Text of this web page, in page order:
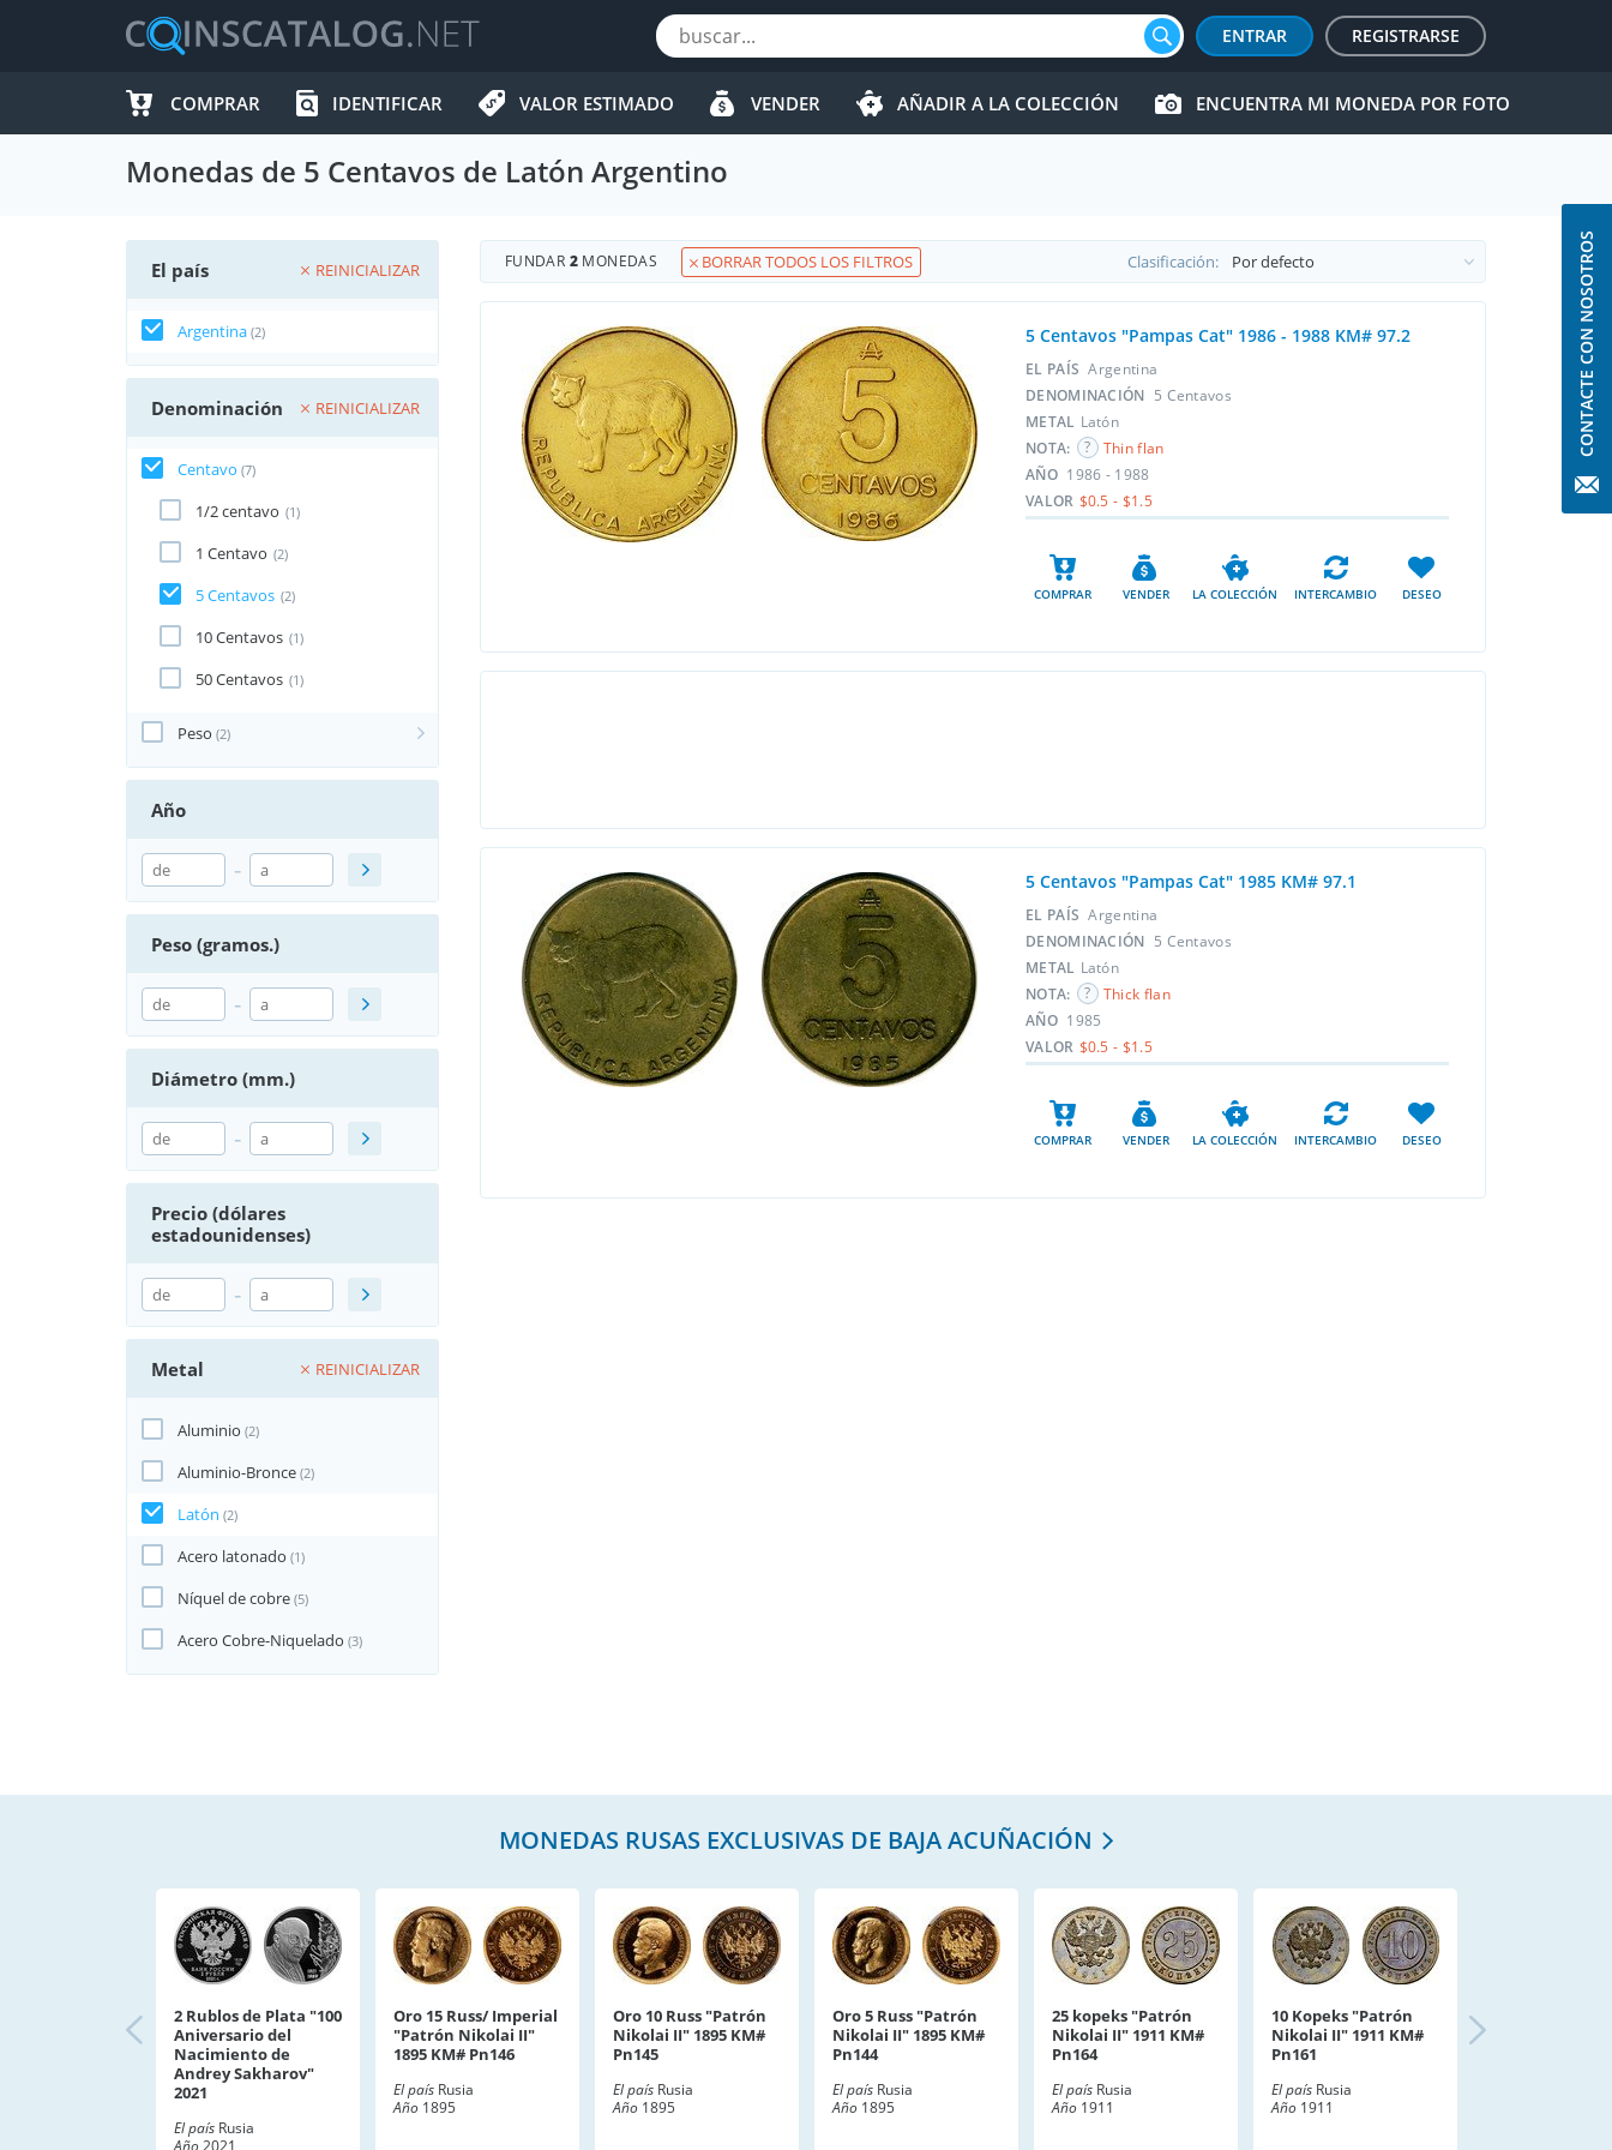
ENTRAR REGISTRARSE
COMPRAR IDENTIFICAR VALOR ESTIMADO VENDER AÑADIR A LA COLECCIÓN ENCUENTRA MI MONEDA POR FOTO
Monedas de 5 Centavos de Latón Argentino
El país REINICIALIZAR
Argentina (2)
Denominación REINICIALIZAR
Centavo (7)
1/2 centavo (1)
1 Centavo (2)
5 Centavos (2)
10 Centavos (1)
50 Centavos (1)
Peso (2)
Año
-
Peso (gramos.)
-
Diámetro (mm.)
-
Precio (dólares
estadounidenses)
-
Metal REINICIALIZAR
Aluminio (2)
Aluminio-Bronce (2)
Latón (2)
Acero latonado (1)
Níquel de cobre (5)
Acero Cobre-Niquelado (3)
FUNDAR 2 MONEDAS BORRAR TODOS LOS FILTROS Clasificación:
5 Centavos "Pampas Cat" 1986 - 1988 KM# 97.2
EL PAÍS Argentina
DENOMINACIÓN 5 Centavos
METAL Latón
NOTA:
Thin flan
AÑO 1986 - 1988
VALOR $0.5 - $1.5
COMPRAR VENDER LA COLECCIÓN INTERCAMBIO DESEO
5 Centavos "Pampas Cat" 1985 KM# 97.1
EL PAÍS Argentina
DENOMINACIÓN 5 Centavos
METAL Latón
NOTA:
Thick flan
AÑO 1985
VALOR $0.5 - $1.5
COMPRAR VENDER LA COLECCIÓN INTERCAMBIO DESEO
MONEDAS RUSAS EXCLUSIVAS DE BAJA ACUÑACIÓN
2 Rublos de Plata "100
Aniversario del
Nacimiento de
Andrey Sakharov"
2021
El país Rusia
Año 2021
Oro 15 Russ/ Imperial
"Patrón Nikolai II"
1895 KM# Pn146
El país Rusia
Año 1895
Oro 10 Russ "Patrón
Nikolai II" 1895 KM#
Pn145
El país Rusia
Año 1895
Oro 5 Russ "Patrón
Nikolai II" 1895 KM#
Pn144
El país Rusia
Año 1895
25 kopeks "Patrón
Nikolai II" 1911 KM#
Pn164
El país Rusia
Año 1911
10 Kopeks "Patrón
Nikolai II" 1911 KM#
Pn161
El país Rusia
Año 1911
CONTACTE CON NOSOTROS